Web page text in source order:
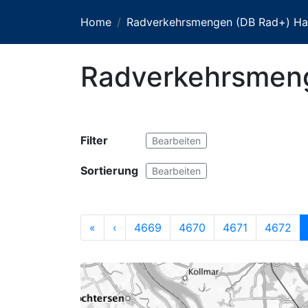
Home Radverkehrsmengen (DB Rad+)
Filter Bearbeiten
Sortierung Bearbeiten
« ‹ 4669 4670 4671 4672